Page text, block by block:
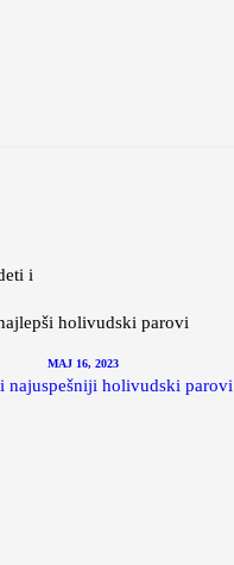
i
MAJ 16, 2023
najuspešniji holivudski parovi